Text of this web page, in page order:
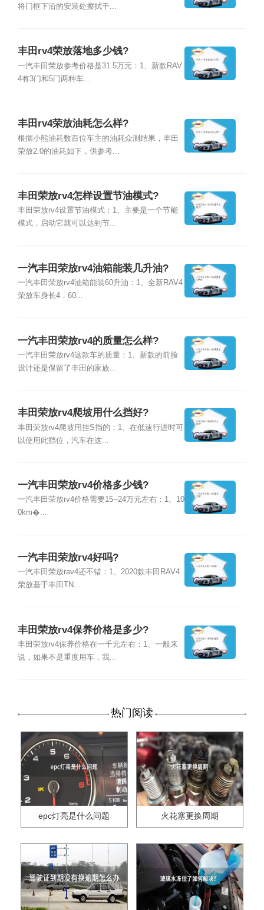
将门框下沿的安装处擦拭干...
丰田rv4荣放落地多少钱?
一汽丰田荣放参考价格是31.5万元：1、新款RAV
4有3门和5门两种车...
丰田rv4荣放油耗怎么样?
根据小熊油耗数百位车主的油耗众测结果，丰田
荣放2.0的油耗如下，供参考...
丰田荣放rv4怎样设置节油模式?
丰田荣放rv4设置节油模式：1、主要是一个节能
模式，启动它就可以达到节...
一汽丰田荣放rv4油箱能装几升油?
一汽丰田荣放rv4油箱能装60升油：1、全新RAV4
荣放车身长4，60...
一汽丰田荣放rv4的质量怎么样?
一汽丰田荣放rv4这款车的质量：1、新款的前脸
设计还是保留了丰田的家族...
丰田荣放rv4爬坡用什么挡好?
丰田荣放rv4爬坡用挂S挡的：1、在低速行进时可
以使用此挡位，汽车在这...
一汽丰田荣放rv4价格多少钱?
一汽丰田荣放rv4价格需要15--24万元左右：1、10
0km�...
一汽丰田荣放rv4好吗?
一汽丰田荣放rav4还不错：1、2020款丰田RAV4
荣放基于丰田TN...
丰田荣放rv4保养价格是多少?
丰田荣放rv4保养价格在一千元左右：1、一般来
说，如果不是重度用车，我...
热门阅读
epc灯亮是什么问题 火花塞更换周期